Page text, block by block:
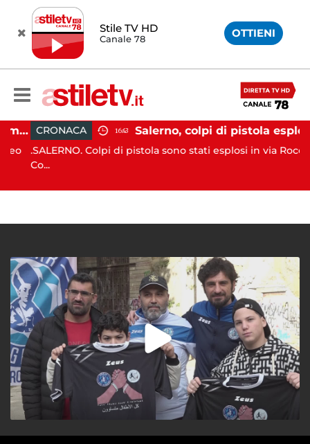
Stile TV HD
Canale 78 OTTIENI
Gozzo affonda in Costiera Amalfitana: occupanti soccorsi da altri natanti CRONACA 16:43 Salerno, colpi di pistola esplosi a Pastena: ferito 20enne
.SALERNO. Colpi di pistola sono stati esplosi in via Rocco
Co...